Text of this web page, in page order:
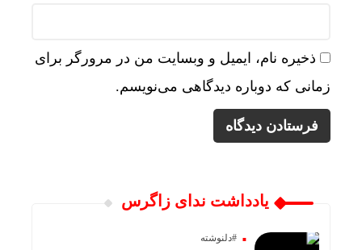
ذخیره نام، ایمیل و وبسایت من در مرورگر برای
زمانی که دوباره دیدگاهی می‌نویسم.
یادداشت ندای زاگرس
#دلنوشته